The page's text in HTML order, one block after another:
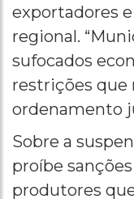
exportadores
regional.
sufocados
restrições que
ordenamento
Sobre a
proíbe
produtores